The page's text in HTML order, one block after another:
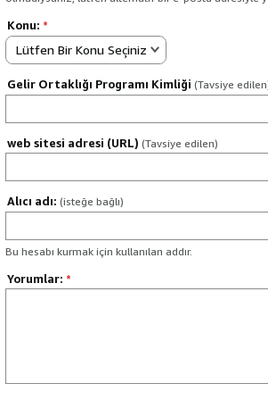
Konu: *
Lütfen Bir Konu Seçiniz
Gelir Ortaklığı Programı Kimliği (Tavsiye
web sitesi adresi (URL) (Tavsiye edilen)
Alıcı adı: (isteğe bağlı)
Bu hesabı kurmak için kullanılan addır.
Yorumlar: *